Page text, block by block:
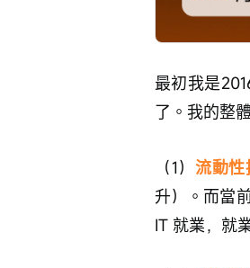
最初我是
了。我的整
（1） 流動性
升）。而當
IT 就業，就